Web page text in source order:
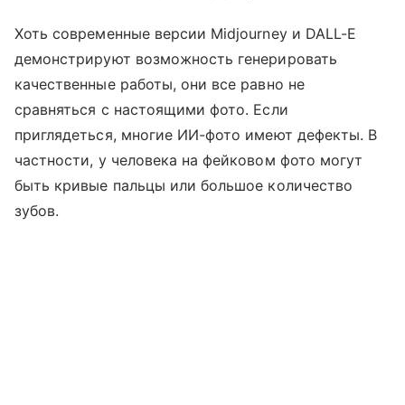
Хоть современные версии Midjourney и DALL-E
демонстрируют возможность генерировать
качественные работы, они все равно не
сравняться с настоящими фото. Если
приглядеться, многие ИИ-фото имеют дефекты. В
частности, у человека на фейковом фото могут
быть кривые пальцы или большое количество
зубов.